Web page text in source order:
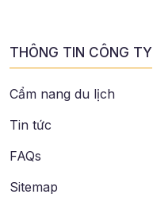
THÔNG TIN CÔNG TY
Cẩm nang du lịch
Tin tức
FAQs
Sitemap